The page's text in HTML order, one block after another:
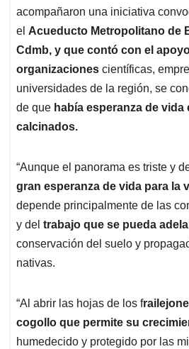
acompañaron una iniciativa
el Acueducto Metropolitano de
Cdmb, y que contó con el
organizaciones científicas,
universidades de la región, se
de que había esperanza de
calcinados.
“Aunque el panorama es triste y
gran esperanza de vida para la
depende principalmente de las
y del trabajo que se pueda
conservación del suelo y
nativas.
“Al abrir las hojas de los f
cogollo que permite su
humedecido y protegido por las